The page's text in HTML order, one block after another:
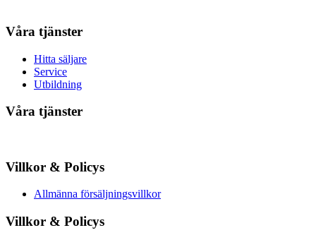
Våra tjänster
Hitta säljare
Service
Utbildning
Våra tjänster
Villkor & Policys
Allmänna försäljningsvillkor
Villkor & Policys